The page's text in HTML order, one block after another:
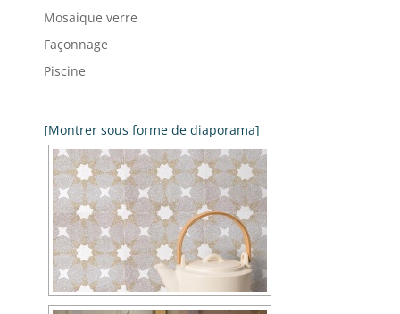
Mosaique verre
Façonnage
Piscine
[Montrer sous forme de diaporama]